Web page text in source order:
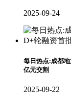
2025-09-24
每日热点:成都
亿元交割
2025-09-22